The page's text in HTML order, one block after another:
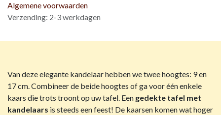
Algemene voorwaarden
Verzending: 2-3 werkdagen
Van deze elegante kandelaar hebben we twee hoogtes: 9 en
17 cm. Combineer de beide hoogtes of ga voor één enkele
kaars die trots troont op uw tafel. Een gedekte tafel met
kandelaars is steeds een feest! De kaarsen komen wat hoger